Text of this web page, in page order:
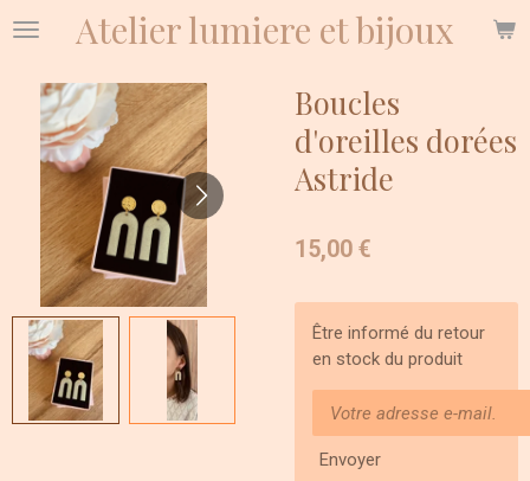
Passer
principal
Atelier lumiere et bijoux
Boucles
d'oreilles dorées
Astride
15,00 €
Être informé du retour
en stock du produit
Envoyer